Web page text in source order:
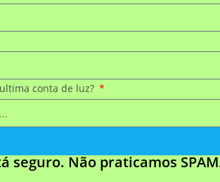
conta de luz?
seguro. Não praticamos